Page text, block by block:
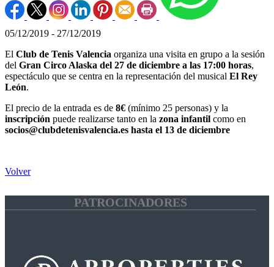
05/12/2019 - 27/12/2019
El Club de Tenis Valencia organiza una visita en grupo a la sesión
del Gran Circo Alaska del 27 de diciembre a las 17:00 horas,
espectáculo que se centra en la representación del musical El Rey
León.
El precio de la entrada es de 8€ (mínimo 25 personas) y la
inscripción puede realizarse tanto en la zona infantil como en
socios@clubdetenisvalencia.es hasta el 13 de diciembre
Volver
PATROCINADORES